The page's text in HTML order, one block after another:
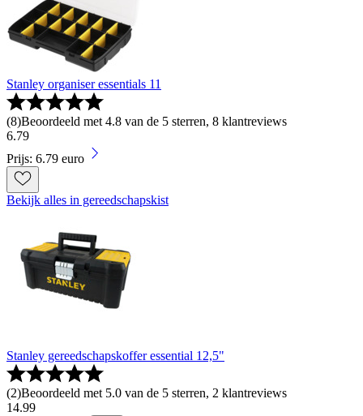
Stanley organiser essentials 11
(8)Beoordeeld met 4.8 van de 5 sterren, 8 klantreviews
6.79
Prijs: 6.79 euro
Bekijk alles in gereedschapskist
Stanley gereedschapskoffer essential 12,5"
(2)Beoordeeld met 5.0 van de 5 sterren, 2 klantreviews
14.99